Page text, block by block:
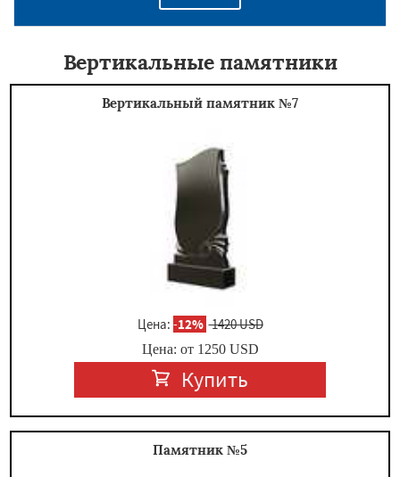
Вертикальные памятники
Вертикальный памятник №7
Цена: -12% 1420 USD
Цена: от 1250USD
Купить
Памятник №5